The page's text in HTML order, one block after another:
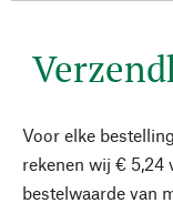
Voor elke
rekenen wij € 5,24
bestelwaarde van